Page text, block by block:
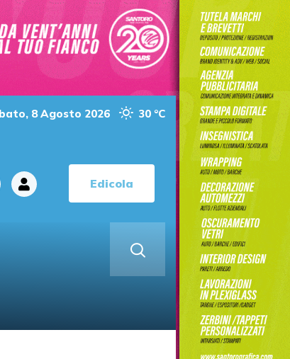
8 Agosto 2026 30 °C
Edicola